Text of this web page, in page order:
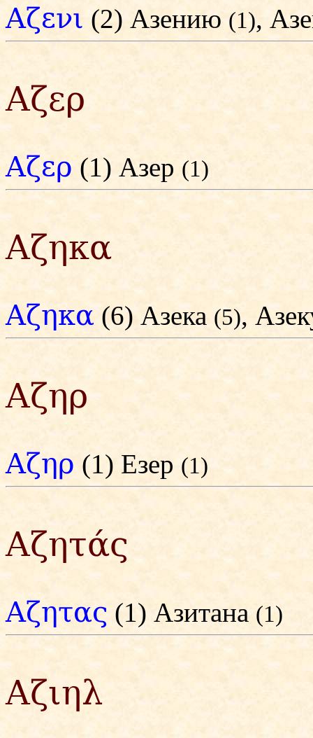
Αζενι (2) Азению (1),
Αζερ
Αζερ (1) Азер (1)
Αζηκα
Αζηκα (6) Азека (5),
Αζηρ
Αζηρ (1) Езер (1)
Αζητάς
Αζητας (1) Азитана (1)
Αζιηλ